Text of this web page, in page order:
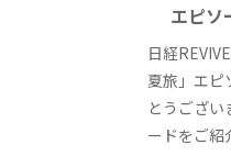
エピソ
日経
夏旅」エピ
とうござ
ードをご紹